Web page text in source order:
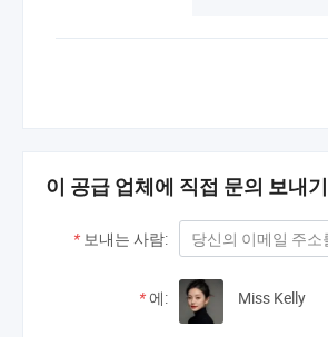
이 공급 업체에 직접 문의 보내기
* 보내는 사람:
*에: Miss Kelly